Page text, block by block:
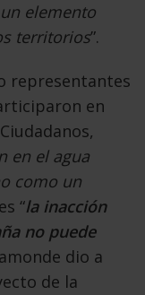
elemento
territorios”.
representantes
en
en el agua
como un
“la inacción
no puede
dio a
de la